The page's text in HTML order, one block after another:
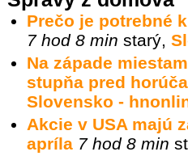
Prečo je potrebné
7 hod 8 min starý,
Na západe
stupňa pred
Slovensko -
Akcie v USA majú
apríla 7 hod 8 min